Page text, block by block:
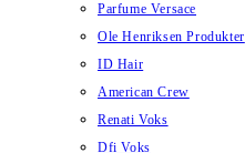
Parfume Versace
Ole Henriksen Produkter
ID Hair
American Crew
Renati Voks
Dfi Voks